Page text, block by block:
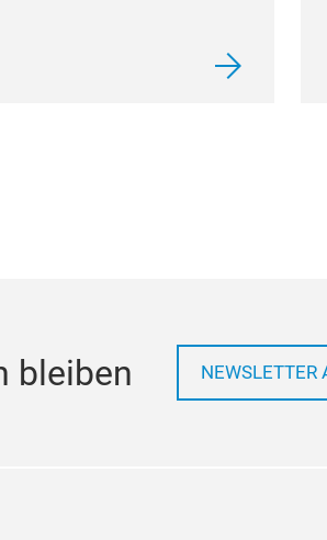
bleiben NEWSLETTER